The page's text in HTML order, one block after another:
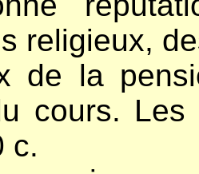
religieux,
de la
cours.
c.